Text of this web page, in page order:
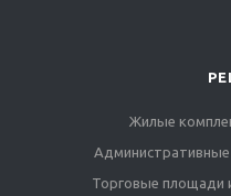
Жилые
Торговые площади